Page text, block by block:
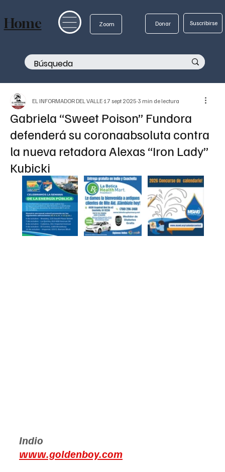
Zoom Donar Suscribirse
Home
Gabriela “Sweet Poison” Fundora
defenderá su coronaabsoluta contra
la nueva retadora Alexas “Iron Lady”
Kubicki
EL INFORMADOR DEL VALLE 17 sept 2025 3 min de lectura
Indio
www.goldenboy.com